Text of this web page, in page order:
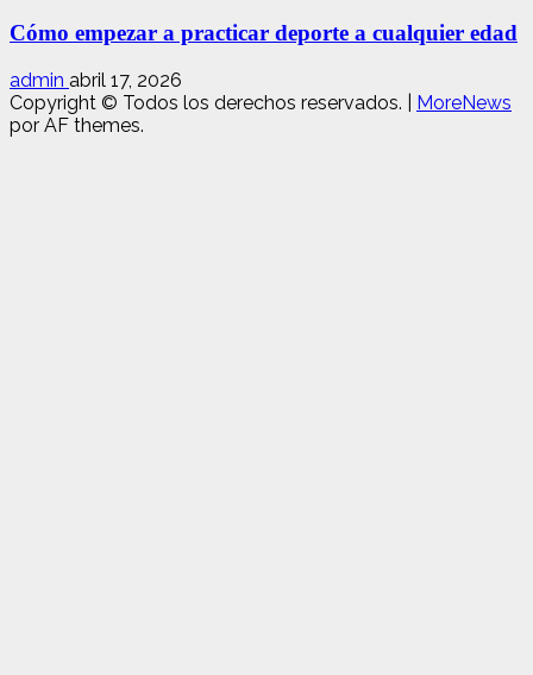
Cómo empezar a practicar deporte a cualquier edad
admin abril 17, 2026
Copyright © Todos los derechos reservados.
MoreNews
por AF themes.